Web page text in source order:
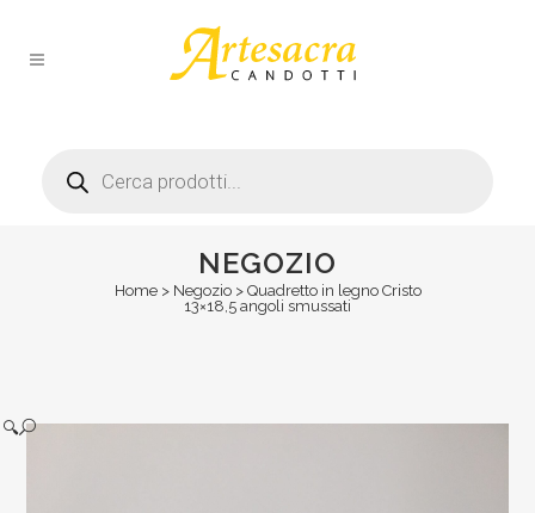
search
NEGOZIO
Home> Negozio> Quadretto in legno Cristo
13×18,5 angoli smussati
🔍